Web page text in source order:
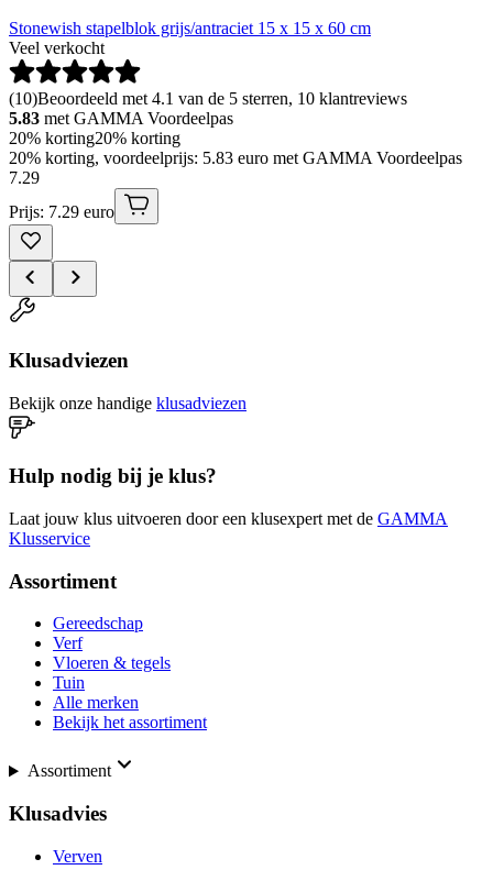
Stonewish stapelblok grijs/antraciet 15 x 15 x 60 cm
Veel verkocht
(10)Beoordeeld met 4.1 van de 5 sterren, 10 klantreviews
5.83 met GAMMA Voordeelpas
20% korting20% korting
20% korting, voordeelprijs: 5.83 euro met GAMMA Voordeelpas
7.29
Prijs: 7.29 euro
Klusadviezen
Bekijk onze handige klusadviezen
Hulp nodig bij je klus?
Laat jouw klus uitvoeren door een klusexpert met de GAMMA
Klusservice
Assortiment
Gereedschap
Verf
Vloeren & tegels
Tuin
Alle merken
Bekijk het assortiment
Assortiment
Klusadvies
Verven